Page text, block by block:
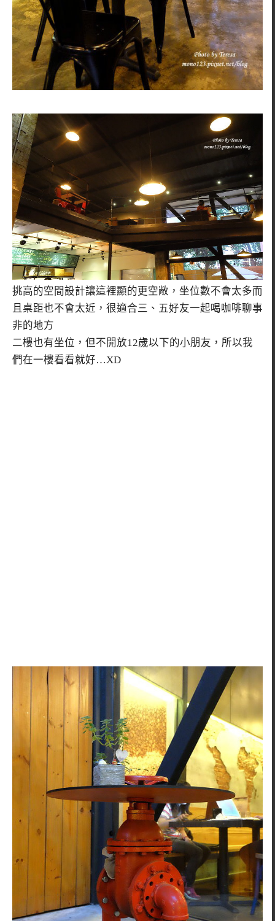
挑高的空間設計讓這裡顯的更空敞，坐位數不會太多而
且桌距也不會太近，很適合三、五好友一起喝咖啡聊事
非的地方
二樓也有坐位，但不開放12歲以下的小朋友，所以我
們在一樓看看就好…XD